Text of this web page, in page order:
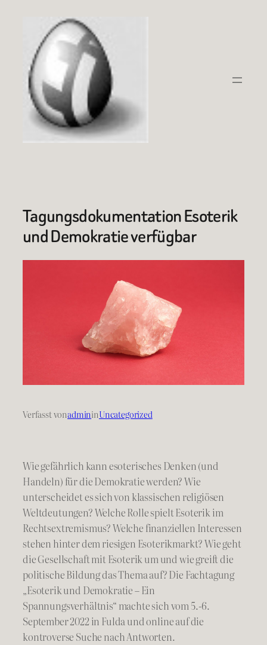
springen
Tagungsdokumentation Esoterik
und Demokratie verfügbar
Verfasst vonadmininUncategorized
Wie gefährlich kann esoterisches Denken (und
Handeln) für die Demokratie werden? Wie
unterscheidet es sich von klassischen religiösen
Weltdeutungen? Welche Rolle spielt Esoterik im
Rechtsextremismus? Welche finanziellen Interessen
stehen hinter dem riesigen Esoterikmarkt? Wie geht
die Gesellschaft mit Esoterik um und wie greift die
politische Bildung das Thema auf? Die Fachtagung
„Esoterik und Demokratie – Ein
Spannungsverhältnis“ machte sich vom 5.-6.
September 2022 in Fulda und online auf die
kontroverse Suche nach Antworten.